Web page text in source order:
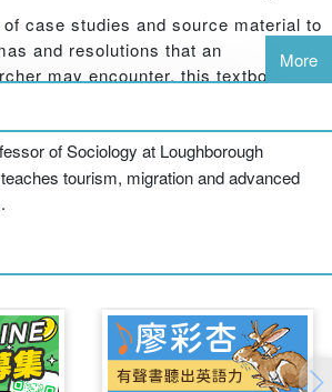
case studies and source material to
and resolutions that an
may encounter, this textbook
the initial design and planning
analysis and writing-up. It explores
foundations of
and goes on to cover a range of
as participant observation, qualitative
revised and updated, the
new discussions of emerging
ethnography and
as well as an entire chapter
More
of Sociology at Loughborough
tourism, migration and advanced